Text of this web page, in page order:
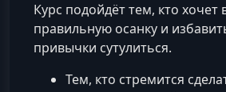
Курс подойдёт тем, кто хочет
правильную осанку и
привычки сутулиться.
Тем, кто стремится